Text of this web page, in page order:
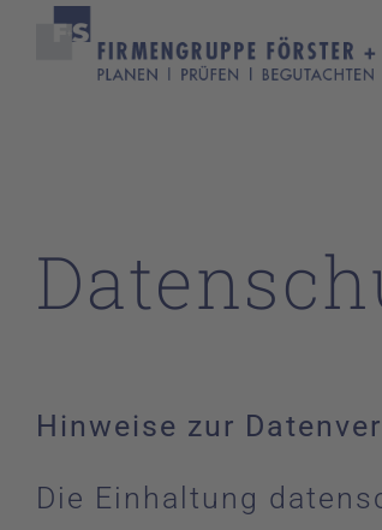
Zum
News
Hinweise zur
Die Einhaltung